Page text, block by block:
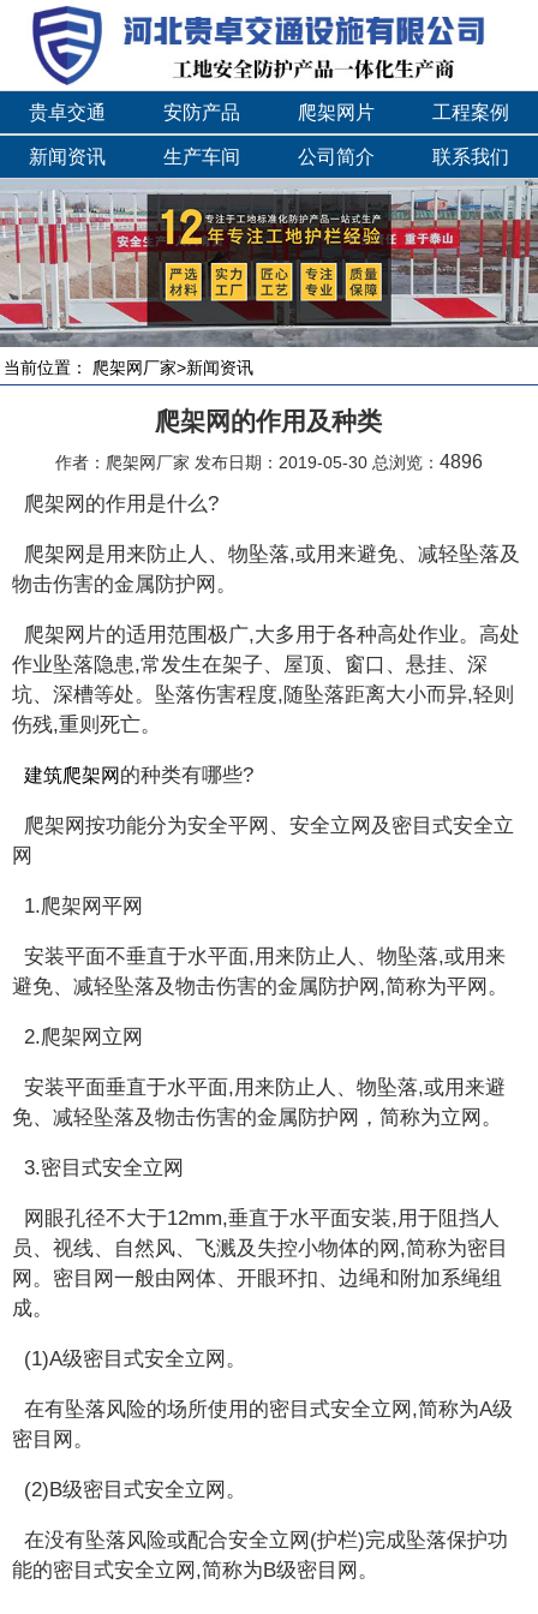
贵卓交通 安防产品 爬架网片 工程案例
新闻资讯 生产车间 公司简介 联系我们
当前位置： 爬架网厂家>新闻资讯
爬架网的作用及种类
作者：爬架网厂家 发布日期：2019-05-30 总浏览： 4896
爬架网的作用是什么?
爬架网是用来防止人、物坠落,或用来避免、减轻坠落及
物击伤害的金属防护网。
爬架网片的适用范围极广,大多用于各种高处作业。高处
作业坠落隐患,常发生在架子、屋顶、窗口、悬挂、深
坑、深槽等处。坠落伤害程度,随坠落距离大小而异,轻则
伤残,重则死亡。
建筑爬架网 的种类有哪些?
爬架网按功能分为安全平网、安全立网及密目式安全立
网
1.爬架网平网
安装平面不垂直于水平面,用来防止人、物坠落,或用来
避免、减轻坠落及物击伤害的金属防护网,简称为平网。
2.爬架网立网
安装平面垂直于水平面,用来防止人、物坠落,或用来避
免、减轻坠落及物击伤害的金属防护网，简称为立网。
3.密目式安全立网
网眼孔径不大于12mm,垂直于水平面安装,用于阻挡人
员、视线、自然风、飞溅及失控小物体的网,简称为密目
网。密目网一般由网体、开眼环扣、边绳和附加系绳组
成。
(1)A级密目式安全立网。
在有坠落风险的场所使用的密目式安全立网,简称为A级
密目网。
(2)B级密目式安全立网。
在没有坠落风险或配合安全立网(护栏)完成坠落保护功
能的密目式安全立网,简称为B级密目网。